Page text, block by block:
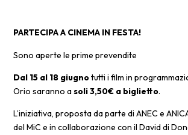
PARTECIPA A CINEMA IN FESTA!
Sono aperte le prime prevendite
Dal 15 al 18 giugnotutti i film in
Orio saranno asoli 3,50€ a biglietto.
L’iniziativa, proposta da parte di ANEC e
del MiC e in collaborazione con il David di